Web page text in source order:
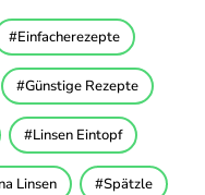
Einfacherezepte
Günstige Rezepte
Linsen Eintopf
Linsen Spätzle